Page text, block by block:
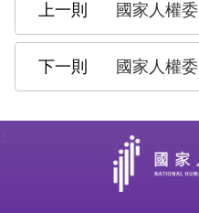
國家人權委員會聲明：
國家人權委員會與兩公約第三次國家報